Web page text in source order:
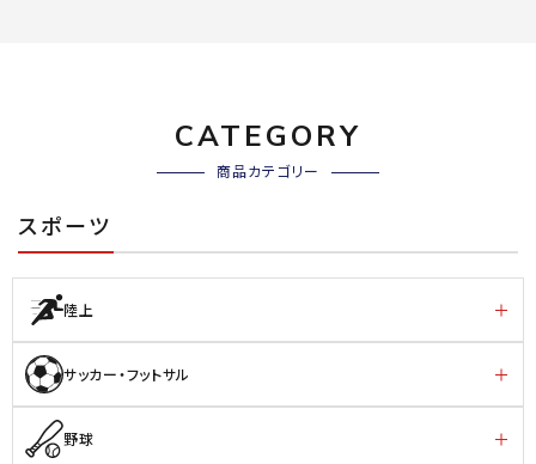
CATEGORY
商品カテゴリー
スポーツ
陸上
サッカー・フットサル
野球